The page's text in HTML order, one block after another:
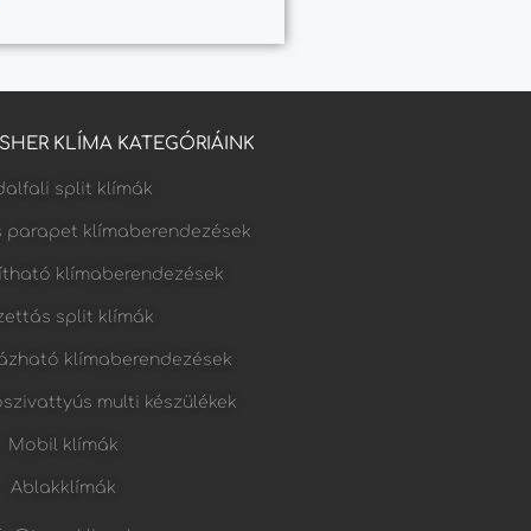
KLÍMA KATEGÓRIÁINK
split klímák
parapet klímaberendezések
klímaberendezések
split klímák
klímaberendezések
multi készülékek
Mobil klímák
Ablakklímák